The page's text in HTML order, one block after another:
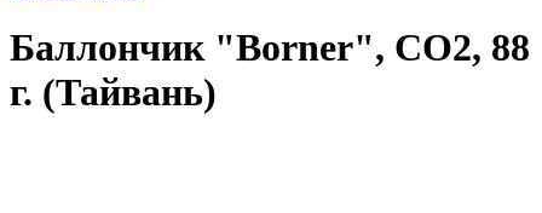
Баллончик "Borner", СО2, 88
г. (Тайвань)